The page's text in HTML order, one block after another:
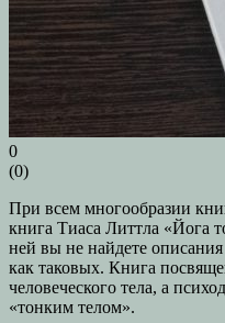
0
(0)
При всем многообразии
книга Тиаса Литтла «Йога
ней вы не найдете
как таковых. Книга
человеческого тела, а
«тонким телом».